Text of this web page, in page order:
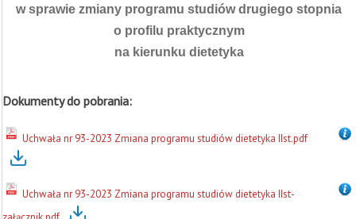
w sprawie zmiany programu studiów drugiego stopnia
o profilu praktycznym
na kierunku dietetyka
Dokumenty do pobrania:
Uchwała nr 93-2023 Zmiana programu studiów dietetyka IIst.pdf
Uchwała nr 93-2023 Zmiana programu studiów dietetyka IIst-